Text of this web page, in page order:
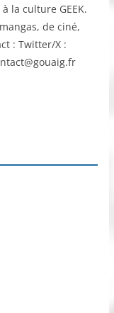
la culture GEEK.
de ciné,
: Twitter/X :